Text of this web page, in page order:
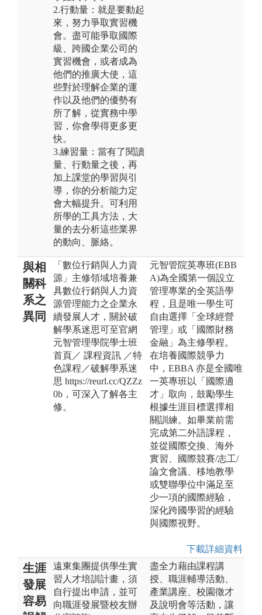
2.行動量：就是要動起
來，努力爭取實習機
會。盡可能爭取國際
級、跨國企業公司的
實習機會，或者成為
他們的推廣大使，這
些對於理解企業的運
作以及他們的優勢有
所了解，從實務中學
習，你會學得更多更
快。
3.練習量：當有了閱讀
量、行動量之後，再
加上課堂的學習與引
導，你的分析能力定
會大幅提升。可利用
所學的工具方法，大
量的去分析這些業界
的動向、脈絡。
與相
關科
系之
異同
「數位行銷與人力資
源」主修領域培養兼
具數位行銷與人力資
源管理能力之企業永
續發展人才，關於破
解學系迷思可至官網
元智管理學院學士班
首頁／ 課程資訊 ／特
色課程／破解學系迷
思 https://reurl.cc/QZZz
0b，可深入了解各主
修。
元智管院英專班(EBB
A)為全國第一個設立
管理專業的全英語學
程，且是唯一學生可
自由選擇「全球經營
管理」或「國際財務
金融」為主修學程。
在培養國際競爭力
中，EBBA 亦是全國唯
一英專班以「國際適
才」取向，鼓勵學生
根據生涯目標選擇相
關訓練。如畢業前需
完成第二外語課程，
並從國際交換、海外
實習、國際競賽/志工/
論文會議、移地教學
或雙聯學位中滿足至
少一項的國際經驗，
深化跨國學習的經驗
與國際視野。
下載詳細資料
生涯
發展
容易
遠東集團提供學生實
習人才培訓計畫，須
自行提出申請，並可
向職涯發展暨校友辦
盡全力藉由課程講
授、職涯輔導活動、
產業講座、校園徵才
及說明會等活動，讓